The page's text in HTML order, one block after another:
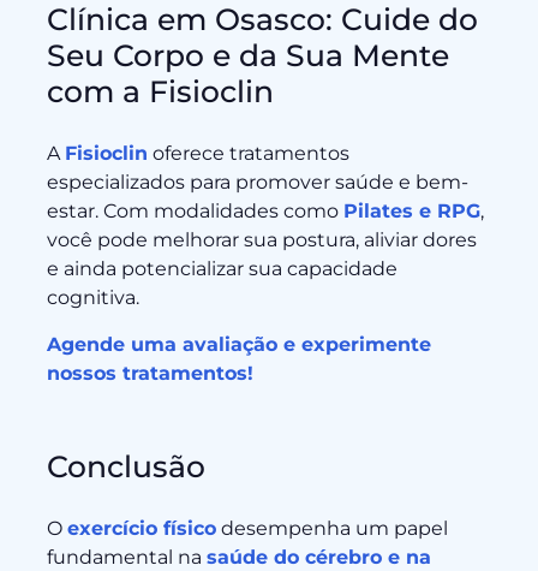
Clínica em Osasco: Cuide do
Seu Corpo e da Sua Mente
com a Fisioclin
A Fisioclin oferece tratamentos
especializados para promover saúde e bem-
estar. Com modalidades como Pilates e RPG,
você pode melhorar sua postura, aliviar dores
e ainda potencializar sua capacidade
cognitiva.
Agende uma avaliação e experimente
nossos tratamentos!
Conclusão
O exercício físicodesempenha um papel
fundamental na saúde do cérebro e na